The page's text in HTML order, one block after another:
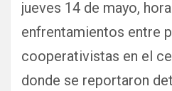
jueves 14 de mayo,
enfrentamientos entre
cooperativistas en el
donde se reportaron